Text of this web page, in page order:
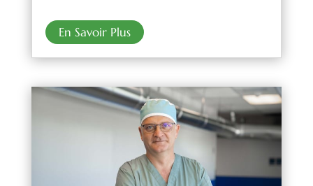
En Savoir Plus